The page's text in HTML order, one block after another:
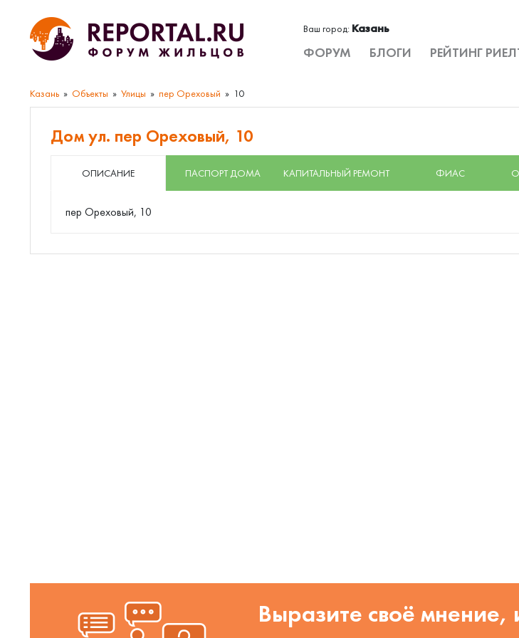
Ваш город: Казань
ФОРУМ БЛОГИ РЕЙТИНГ
Казань Объекты Улицы пер Ореховый 10
Дом ул. пер Ореховый, 10
ОПИСАНИЕ ПАСПОРТ ДОМА КАПИТАЛЬНЫЙ РЕМОНТ ФИАС
пер Ореховый, 10
Выразите своё мнение,